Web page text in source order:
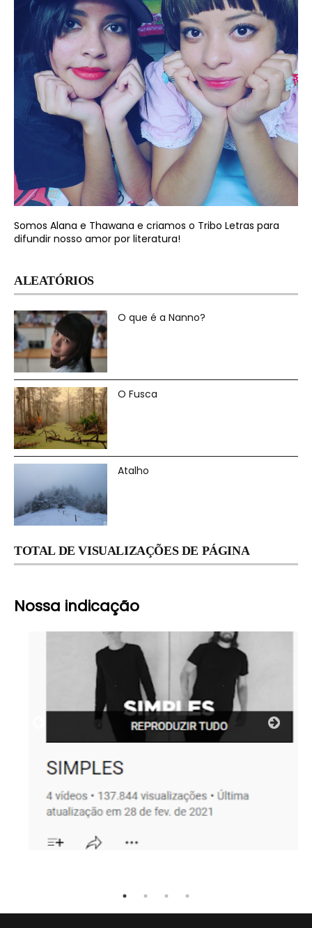
Somos Alana e Thawana e criamos o Tribo Letras para
difundir nosso amor por literatura!
ALEATÓRIOS
O que é a Nanno?
O Fusca
Atalho
TOTAL DE VISUALIZAÇÕES DE PÁGINA
Nossa indicação